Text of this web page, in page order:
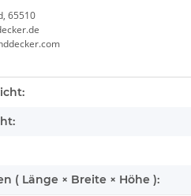
65510
( Länge × Breite × Höhe ):